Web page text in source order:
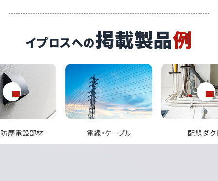
イプロスへの掲載製品例
・ケーブル 配線ダクト コンセント・